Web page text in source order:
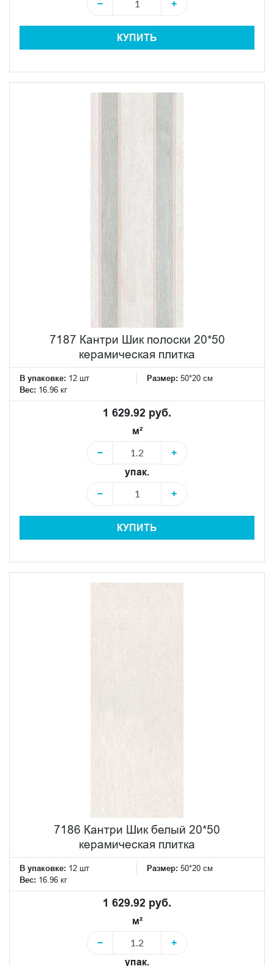
− +
КУПИТЬ
7187 Кантри Шик полоски 20*50
керамическая плитка
В упаковке: 12 шт Размер: 50*20 см
Вес: 16.96 кг
1 629.92 руб.
м²
−
+
упак.
−
+
КУПИТЬ
7186 Кантри Шик белый 20*50
керамическая плитка
В упаковке: 12 шт Размер: 50*20 см
Вес: 16.96 кг
1 629.92 руб.
м²
−
+
упак.